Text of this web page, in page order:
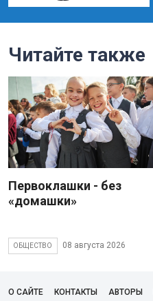
Читайте также
Первоклашки - без
«домашки»
ОБЩЕСТВО 08 августа 2026
О САЙТЕ КОНТАКТЫ АВТОРЫ